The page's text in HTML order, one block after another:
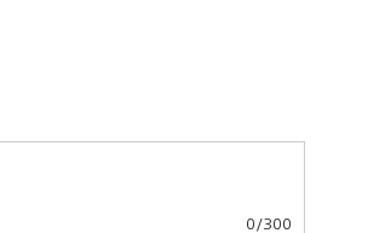
0 /300